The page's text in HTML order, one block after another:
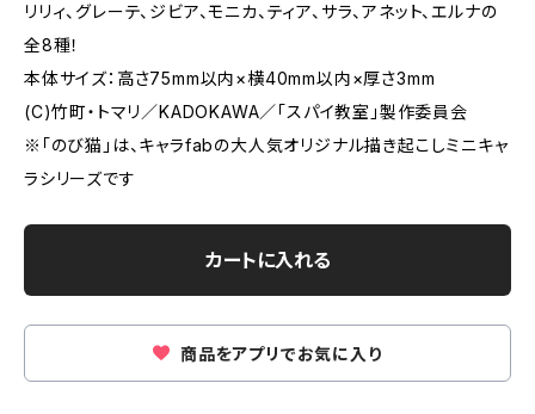
リリィ、グレーテ、ジビア、モニカ、ティア、サラ、アネット、エルナの
全8種！
本体サイズ：高さ75mm以内×横40mm以内×厚さ3mm
(C)竹町・トマリ／KADOKAWA／「スパイ教室」製作委員会
※「のび猫」は、キャラfabの大人気オリジナル描き起こしミニキャ
ラシリーズです
カートに入れる
商品をアプリでお気に入り